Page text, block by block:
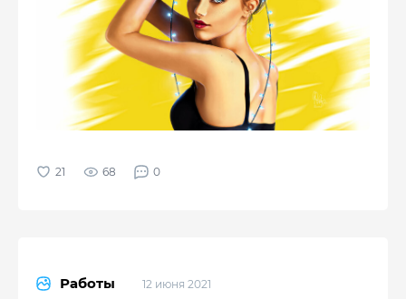
68 0
Работы 12 июня 2021